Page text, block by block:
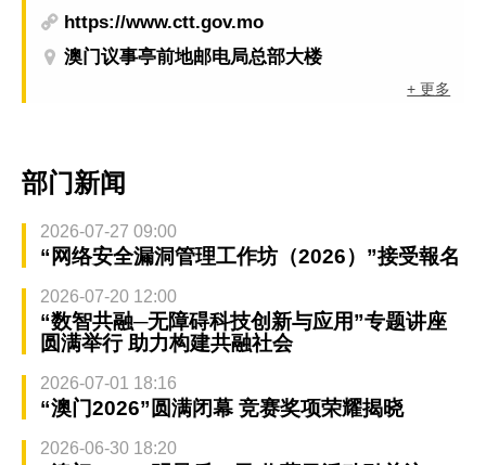
https://www.ctt.gov.mo
澳门议事亭前地邮电局总部大楼
+ 更多
部门新闻
2026-07-27 09:00
“网络安全漏洞管理工作坊（2026）”接受報名
2026-07-20 12:00
“数智共融─无障碍科技创新与应用”专题讲座
圆满举行 助力构建共融社会
2026-07-01 18:16
“澳门2026”圆满闭幕 竞赛奖项荣耀揭晓
2026-06-30 18:20